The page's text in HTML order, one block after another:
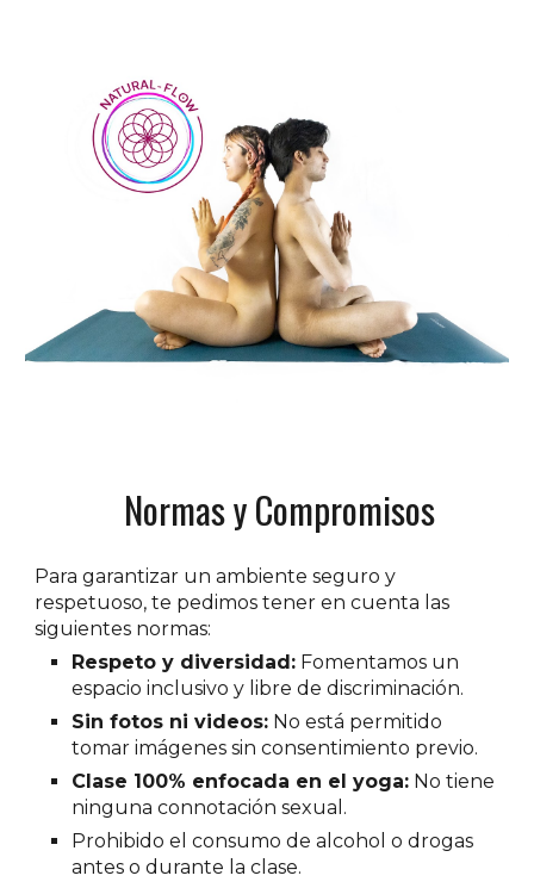
Normas y Compromisos
Para garantizar un ambiente seguro y
respetuoso, te pedimos tener en cuenta las
siguientes normas:
Respeto y diversidad: Fomentamos un
espacio inclusivo y libre de discriminación.
Sin fotos ni videos: No está permitido
tomar imágenes sin consentimiento previo.
Clase 100% enfocada en el yoga: No tiene
ninguna connotación sexual.
Prohibido el consumo de alcohol o drogas
antes o durante la clase.